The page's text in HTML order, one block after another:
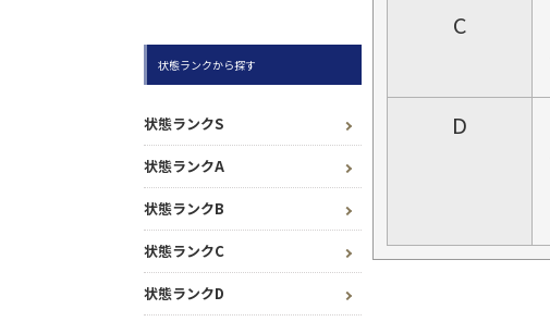
状態ランクから探す
状態ランクS
状態ランクA
状態ランクB
状態ランクC
状態ランクD
C
D